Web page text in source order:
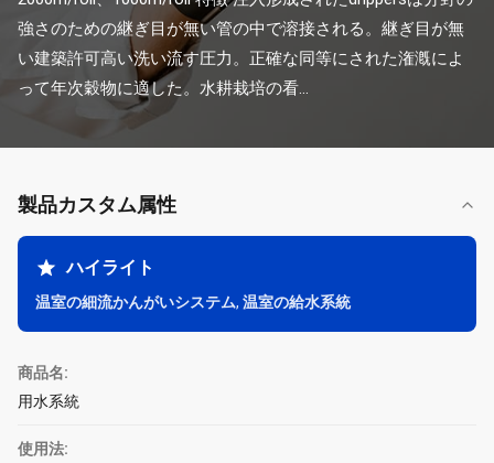
強さのための継ぎ目が無い管の中で溶接される。継ぎ目が無
い建築許可高い洗い流す圧力。正確な同等にされた潅漑によ
って年次穀物に適した。水耕栽培の看...
製品カスタム属性
ハイライト
温室の細流かんがいシステム, 温室の給水系統
商品名:
用水系統
使用法: